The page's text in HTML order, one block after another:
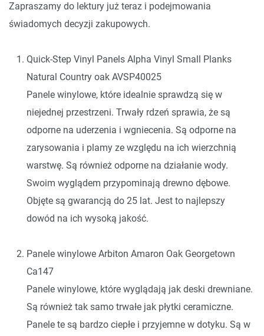
Zapraszamy do lektury już teraz i podejmowania
świadomych decyzji zakupowych.
Quick-Step Vinyl Panels Alpha Vinyl Small Planks
Natural Country oak AVSP40025
Panele winylowe, które idealnie sprawdzą się w
niejednej przestrzeni. Trwały rdzeń sprawia, że są
odporne na uderzenia i wgniecenia. Są odporne na
zarysowania i plamy ze względu na ich wierzchnią
warstwę. Są również odporne na działanie wody.
Swoim wyglądem przypominają drewno dębowe.
Objęte są gwarancją do 25 lat. Jest to najlepszy
dowód na ich wysoką jakość.
Panele winylowe Arbiton Amaron Oak Georgetown
Ca147
Panele winylowe, które wyglądają jak deski drewniane.
Są również tak samo trwałe jak płytki ceramiczne.
Panele te są bardzo ciepłe i przyjemne w dotyku. Są w